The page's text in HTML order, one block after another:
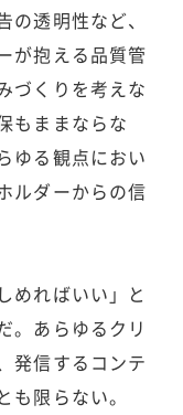
透明性など、
が抱える品質管
づくりを考えな
もままならな
ゆる観点におい
ルダーからの信
めればいい」と
。あらゆるクリ
発信するコンテ
限らない。